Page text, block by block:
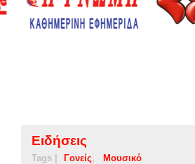
Ειδήσεις
Tags | Γονείς Μουσικό